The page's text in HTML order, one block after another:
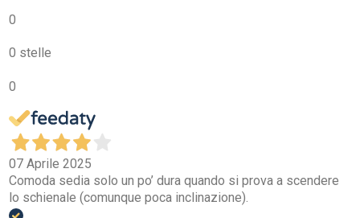
0
0 stelle
0
07 Aprile 2025
Comoda sedia solo un po’ dura quando si prova a scendere
lo schienale (comunque poca inclinazione).